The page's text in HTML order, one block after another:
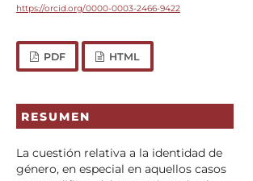
https://orcid.org/0000-0003-2466-9422
PDF HTML
RESUMEN
La cuestión relativa a la identidad de
género, en especial en aquellos casos